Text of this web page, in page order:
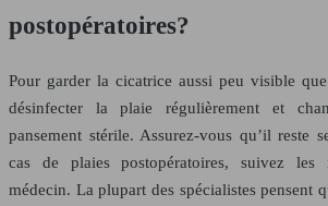
postopératoires?
Pour garder la cicatrice aussi peu visible
désinfecter la plaie régulièrement et
pansement stérile. Assurez-vous qu’il reste
cas de plaies postopératoires, suivez les
médecin. La plupart des spécialistes pensent